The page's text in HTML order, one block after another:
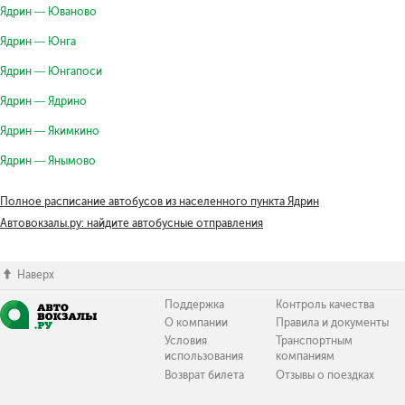
Ядрин — Юваново
Ядрин — Юнга
Ядрин — Юнгапоси
Ядрин — Ядрино
Ядрин — Якимкино
Ядрин — Янымово
Полное расписание автобусов из населенного пункта Ядрин
Автовокзалы.ру: найдите автобусные отправления
Наверх
Поддержка
О компании
Условия
использования
Возврат билета
Контроль качества
Правила и документы
Транспортным
компаниям
Отзывы о поездках